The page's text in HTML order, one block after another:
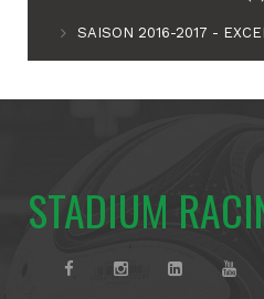
SAISON 2016-2017 -
STADIUM